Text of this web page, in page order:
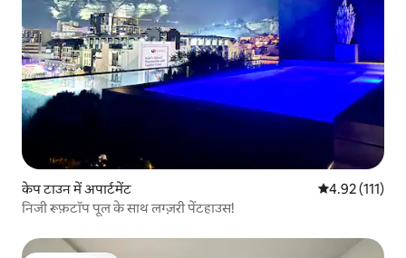
केप टाउन में अपार्टमेंट औसत रेटिंग 5 में से
4.92 (111)
निजी रूफ़टॉप पूल के साथ लग्ज़री पेंटहाउस!